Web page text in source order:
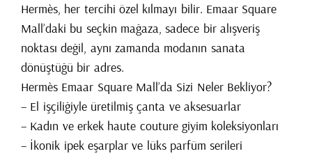
Hermès, her tercihi özel kılmayı bilir. Emaar Square
Mall’daki bu seçkin mağaza, sadece bir alışveriş
noktası değil, aynı zamanda modanın sanata
dönüştüğü bir adres.
Hermès Emaar Square Mall’da Sizi Neler Bekliyor?
– El işçiliğiyle üretilmiş çanta ve aksesuarlar
– Kadın ve erkek haute couture giyim koleksiyonları
– İkonik ipek eşarplar ve lüks parfüm serileri